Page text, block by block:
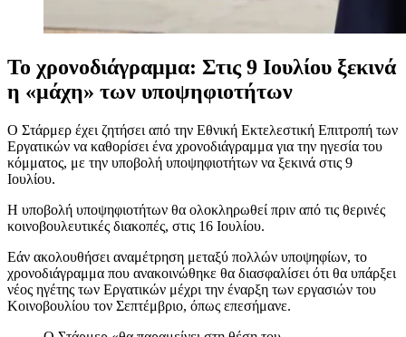
Το χρονοδιάγραμμα: Στις 9 Ιουλίου ξεκινά
η «μάχη» των υποψηφιοτήτων
Ο Στάρμερ έχει ζητήσει από την Εθνική Εκτελεστική Επιτροπή των
Εργατικών να καθορίσει ένα χρονοδιάγραμμα για την ηγεσία του
κόμματος, με την υποβολή υποψηφιοτήτων να ξεκινά στις 9
Ιουλίου.
Η υποβολή υποψηφιοτήτων θα ολοκληρωθεί πριν από τις θερινές
κοινοβουλευτικές διακοπές, στις 16 Ιουλίου.
Εάν ακολουθήσει αναμέτρηση μεταξύ πολλών υποψηφίων, το
χρονοδιάγραμμα που ανακοινώθηκε θα διασφαλίσει ότι θα υπάρξει
νέος ηγέτης των Εργατικών μέχρι την έναρξη των εργασιών του
Κοινοβουλίου τον Σεπτέμβριο, όπως επεσήμανε.